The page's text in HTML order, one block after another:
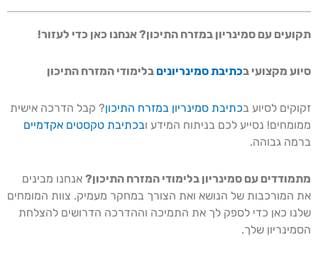
תקועים עם סמינריון במזרח התיכון? אנחנו כאן כדי לעזור!
סיוע מקצועי בכתיבת סמינריונים בלימודי המזרח התיכון
זקוקים לסיוע בכתיבת סמינריון במזרח התיכון? קבל הדרכה אישית
ממומחים! נסייע לכם בניתוח המידע ובכתיבת טקסטים אקדמיים
ברמה גבוהה.
מתמודדים עם סמינריון בלימודי המזרח התיכון? אנחנו מבינים
את המורכבות של הנושא ואת הצורך במחקר מעמיק. צוות המומחים
שלנו כאן כדי לספק לך את התמיכה וההדרכה הדרושים להצלחת
הסמינריון שלך.